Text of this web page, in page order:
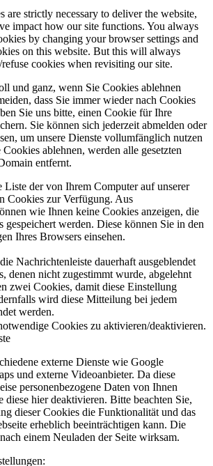
are strictly necessary to deliver the website,
impact how our site functions. You always
by changing your browser settings and
on this website. But this will always
cookies when revisiting our site.
und ganz, wenn Sie Cookies ablehnen
dass Sie immer wieder nach Cookies
Sie uns bitte, einen Cookie für Ihre
Sie können sich jederzeit abmelden oder
um unsere Dienste vollumfänglich nutzen
ablehnen, werden alle gesetzten
entfernt.
Liste der von Ihrem Computer auf unserer
Cookies zur Verfügung. Aus
wie Ihnen keine Cookies anzeigen, die
gespeichert werden. Diese können Sie in den
Ihres Browsers einsehen.
Nachrichtenleiste dauerhaft ausgeblendet
denen nicht zugestimmt wurde, abgelehnt
zwei Cookies, damit diese Einstellung
wird diese Mitteilung bei jedem
werden.
Cookies zu aktivieren/deaktivieren.
externe Dienste wie Google
und externe Videoanbieter. Da diese
personenbezogene Daten von Ihnen
diese hier deaktivieren. Bitte beachten Sie,
dieser Cookies die Funktionalität und das
erheblich beeinträchtigen kann. Die
einem Neuladen der Seite wirksam.